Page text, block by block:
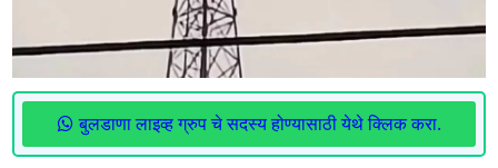
बुलडाणा लाइव्ह ग्रुप चे सदस्य होण्यासाठी येथे क्लिक करा.